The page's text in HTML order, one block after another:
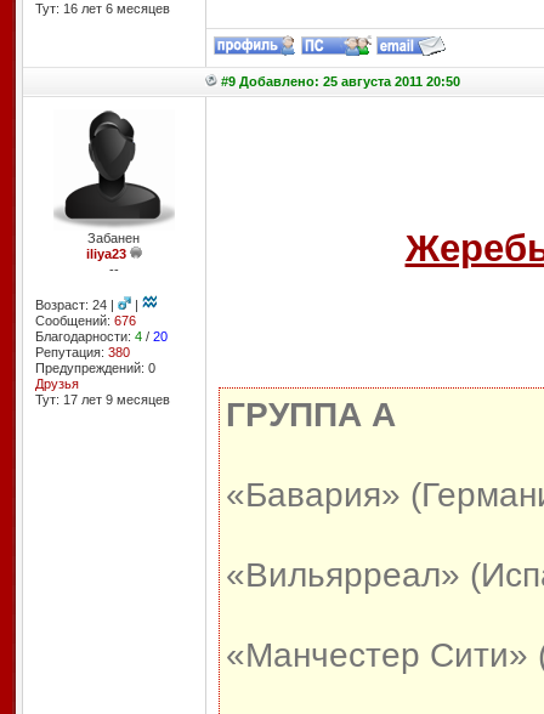
Тут: 16 лет 6 месяцев
#9 Добавлено: 25 августа 2011 20:50
Забанен
iliya23
--
Возраст: 24 |
|
Сообщений: 676
Благодарности: 4/ 20
Репутация: 380
Предупреждений: 0
Друзья
Тут: 17 лет 9 месяцев
ГРУППА А
«Бавария»
«Вильярреал»
«Манчестер Сити»